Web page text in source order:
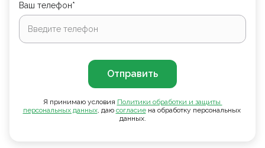
Ваш телефон*
Отправить
Я принимаю условия Политики обработки и защиты
персональных данных, даю согласие на обработку персональных
данных.